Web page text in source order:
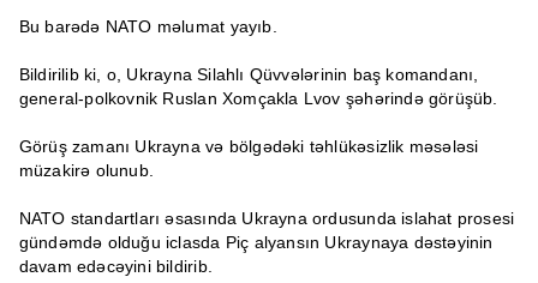
Bu barədə NATO məlumat yayıb.
Bildirilib ki, o, Ukrayna Silahlı Qüvvələrinin baş komandanı,
general-polkovnik Ruslan Xomçakla Lvov şəhərində görüşüb.
Görüş zamanı Ukrayna və bölgədəki təhlükəsizlik məsələsi
müzakirə olunub.
NATO standartları əsasında Ukrayna ordusunda islahat prosesi
gündəmdə olduğu iclasda Piç alyansın Ukraynaya dəstəyinin
davam edəcəyini bildirib.